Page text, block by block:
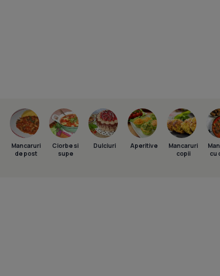
Mancaruri
de post
Ciorbe si
supe
Dulciuri Aperitive
Mancaruri
copii
cu